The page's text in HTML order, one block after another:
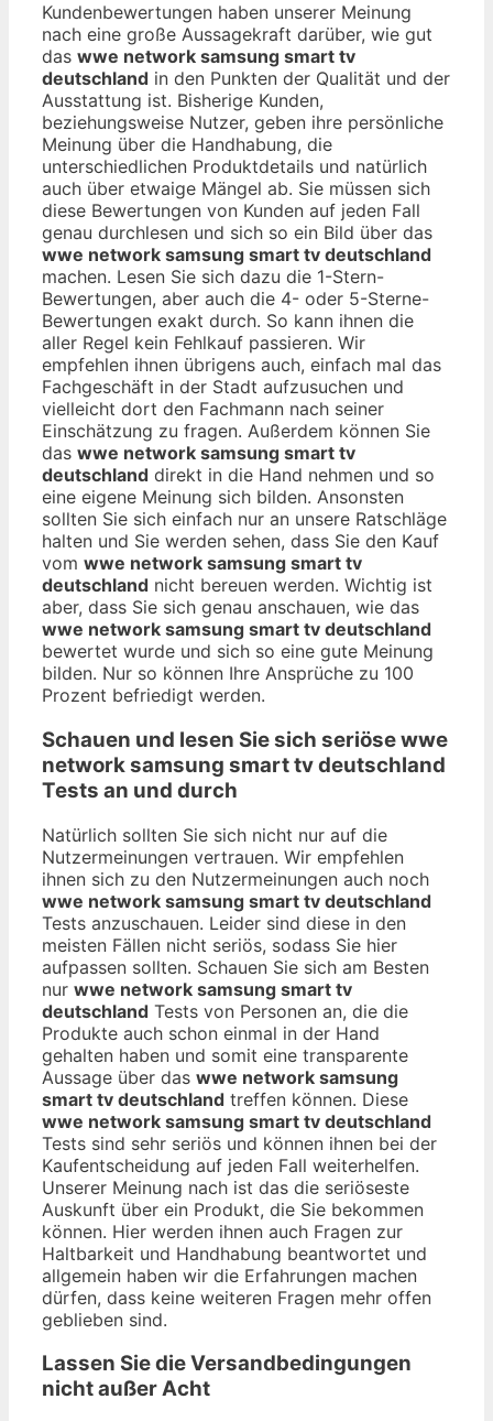
Kundenbewertungen haben unserer Meinung
nach eine große Aussagekraft darüber, wie gut
das wwe network samsung smart tv
deutschland in den Punkten der Qualität und der
Ausstattung ist. Bisherige Kunden,
beziehungsweise Nutzer, geben ihre persönliche
Meinung über die Handhabung, die
unterschiedlichen Produktdetails und natürlich
auch über etwaige Mängel ab. Sie müssen sich
diese Bewertungen von Kunden auf jeden Fall
genau durchlesen und sich so ein Bild über das
wwe network samsung smart tv deutschland
machen. Lesen Sie sich dazu die 1-Stern-
Bewertungen, aber auch die 4- oder 5-Sterne-
Bewertungen exakt durch. So kann ihnen die
aller Regel kein Fehlkauf passieren. Wir
empfehlen ihnen übrigens auch, einfach mal das
Fachgeschäft in der Stadt aufzusuchen und
vielleicht dort den Fachmann nach seiner
Einschätzung zu fragen. Außerdem können Sie
das wwe network samsung smart tv
deutschland direkt in die Hand nehmen und so
eine eigene Meinung sich bilden. Ansonsten
sollten Sie sich einfach nur an unsere Ratschläge
halten und Sie werden sehen, dass Sie den Kauf
vom wwe network samsung smart tv
deutschland nicht bereuen werden. Wichtig ist
aber, dass Sie sich genau anschauen, wie das
wwe network samsung smart tv deutschland
bewertet wurde und sich so eine gute Meinung
bilden. Nur so können Ihre Ansprüche zu 100
Prozent befriedigt werden.
Schauen und lesen Sie sich seriösewwe
network samsung smart tv deutschland
Tests an und durch
Natürlich sollten Sie sich nicht nur auf die
Nutzermeinungen vertrauen. Wir empfehlen
ihnen sich zu den Nutzermeinungen auch noch
wwe network samsung smart tv deutschland
Tests anzuschauen. Leider sind diese in den
meisten Fällen nicht seriös, sodass Sie hier
aufpassen sollten. Schauen Sie sich am Besten
nur wwe network samsung smart tv
deutschland Tests von Personen an, die die
Produkte auch schon einmal in der Hand
gehalten haben und somit eine transparente
Aussage über das wwe network samsung
smart tv deutschland treffen können. Diese
wwe network samsung smart tv deutschland
Tests sind sehr seriös und können ihnen bei der
Kaufentscheidung auf jeden Fall weiterhelfen.
Unserer Meinung nach ist das die seriöseste
Auskunft über ein Produkt, die Sie bekommen
können. Hier werden ihnen auch Fragen zur
Haltbarkeit und Handhabung beantwortet und
allgemein haben wir die Erfahrungen machen
dürfen, dass keine weiteren Fragen mehr offen
geblieben sind.
Lassen Sie die Versandbedingungen
nicht außer Acht